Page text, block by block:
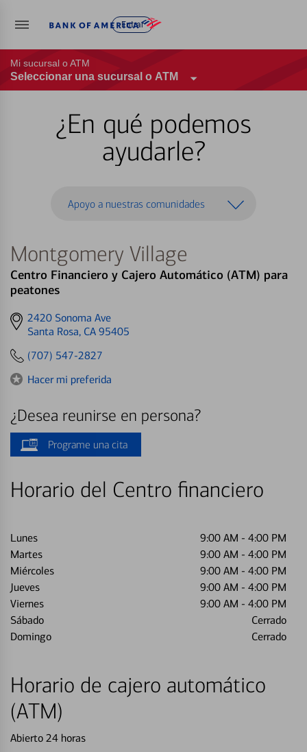
Entrar
Mi sucursal o ATM
Seleccionar una sucursal o ATM
¿En qué podemos
ayudarle?
Apoyo a nuestras comunidades
Montgomery Village
Centro Financiero y Cajero Automático (ATM) para
peatones
Get
directions
2420 Sonoma Ave
Santa Rosa, CA 95405
(707) 547-2827
Hacer mi preferida
¿Desea reunirse en persona?
Programe una cita
Horario del Centro financiero
Lunes 9:00 AM - 4:00 PM
Martes
9:00 AM - 4:00 PM
Miércoles
9:00 AM - 4:00 PM
Jueves
9:00 AM - 4:00 PM
Viernes
9:00 AM - 4:00 PM
Sábado
Cerrado
Domingo
Cerrado
Horario de cajero automático
(ATM)
Abierto 24 horas